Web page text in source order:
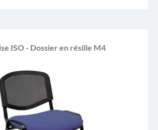
ISO - Dossier en résille M4